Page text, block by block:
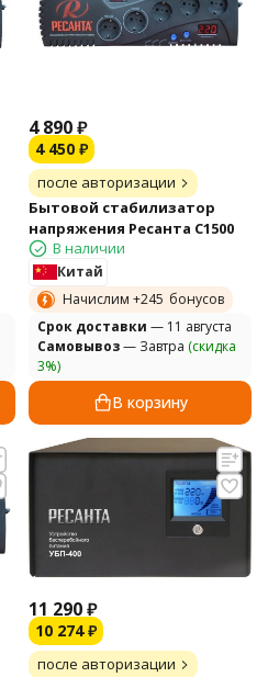
4 890₽
4 450 ₽
после авторизации
Бытовой стабилизатор
напряжения Ресанта С1500
В наличии
Китай
Начислим +245 бонусов
Cрок доставки — 11 августа
Самовывоз— Завтра (скидка
3%)
В корзину
11 290₽
10 274 ₽
после авторизации